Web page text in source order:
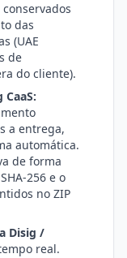
conservados
das
(UAE
de
do cliente).
a entrega,
automática.
de forma
256 e o
no ZIP
Disig /
real.